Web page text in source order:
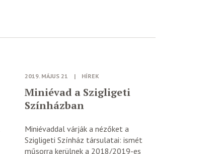
2019. MÁJUS 21 | HÍREK
Miniévad a Szigligeti
Színházban
Miniévaddal várják a nézőket a
Szigligeti Színház társulatai: ismét
műsorra kerülnek a 2018/2019-es